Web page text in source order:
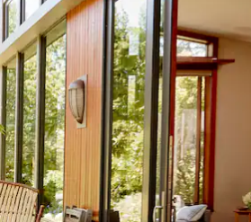
ou en appuyant et en faisant glisser.